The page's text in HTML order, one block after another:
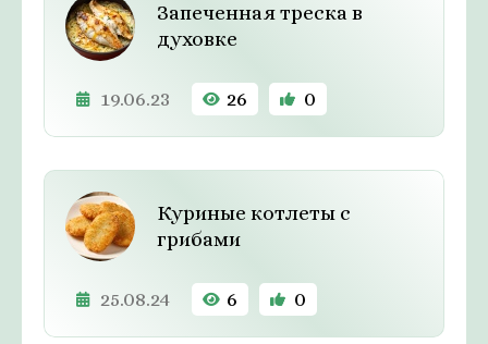
Запеченная треска в
духовке
19.06.23 26 0
Куриные котлеты с
грибами
25.08.24 6 0